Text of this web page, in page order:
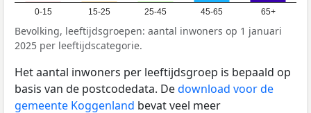
0-15 15-25 25-45 45-65 65+
Bevolking, leeftijdsgroepen: aantal inwoners op 1 januari
2025 per leeftijdscategorie.
Het aantal inwoners per leeftijdsgroep is bepaald op
basis van de postcodedata. Dedownload voor de
gemeente Koggenland bevat veel meer